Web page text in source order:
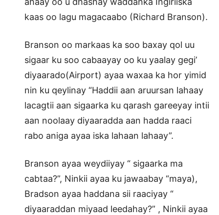
kaas oo lagu magacaabo (Richard Branson).
Branson oo markaas ka soo baxay qol uu
sigaar ku soo cabaayay oo ku yaalay gegi’
diyaarado(Airport) ayaa waxaa ka hor yimid
nin ku qeylinay “Haddii aan aruursan lahaay
lacagtii aan sigaarka ku qarash gareeyay intii
aan noolaay diyaaradda aan hadda raaci
rabo aniga ayaa iska lahaan lahaay”.
Branson ayaa weydiiyay “ sigaarka ma
cabtaa?”, Ninkii ayaa ku jawaabay “maya),
Bradson ayaa haddana sii raaciyay “
diyaaraddan miyaad leedahay?” , Ninkii ayaa